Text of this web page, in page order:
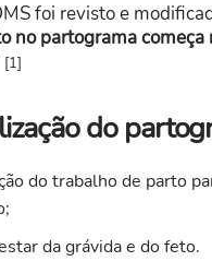
foi revisto e
no partograma começa
[1]
do
do trabalho de parto
da grávida e do feto.